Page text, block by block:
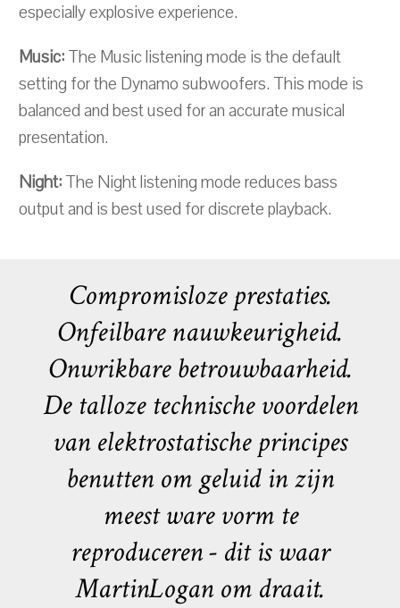
especially explosive experience.
Music:The Music listening mode is the default
setting for the Dynamo subwoofers. This mode is
balanced and best used for an accurate musical
presentation.
Night:The Night listening mode reduces bass
output and is best used for discrete playback.
Compromisloze prestaties.
Onfeilbare nauwkeurigheid.
Onwrikbare betrouwbaarheid.
De talloze technische voordelen
van elektrostatische principes
benutten om geluid in zijn
meest ware vorm te
reproduceren - dit is waar
MartinLogan om draait.